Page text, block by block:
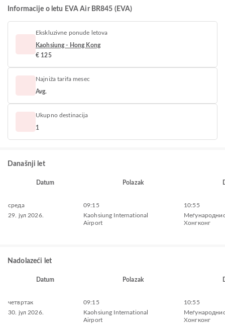
Informacije o letu EVA Air BR845 (EVA)
Ekskluzivne ponude letova
Kaohsiung - Hong Kong
€ 125
Najniža tarifa mesec
Avg.
Ukupno destinacija
1
Današnji let
Datum Polazak
среда
29. јул 2026.
09:15
Kaohsiung International
Airport
10:55
Хонгконг
Nadolazeći let
Datum Polazak
четвртак
30. јул 2026.
09:15
Kaohsiung International
Airport
10:55
Хонгконг